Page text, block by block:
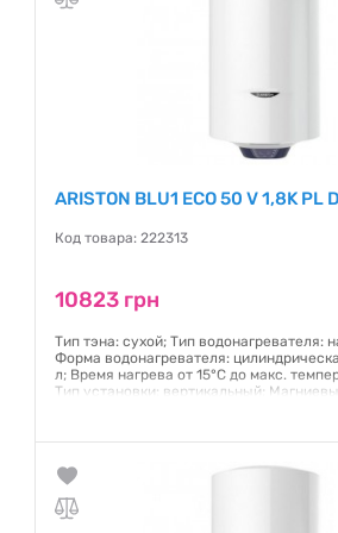
ARISTON BLU1 ECO 50 V 1,8K PL
Код товара: 222313
10823 грн
Тип тэна: сухой; Тип водонагревателя:
Форма водонагревателя:
л; Время нагрева от 15°С до макс.
Тип установки: вертикальный;